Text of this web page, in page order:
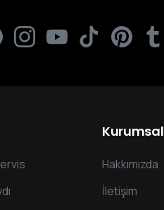
Kurumsal
Hakkımızda
İletişim